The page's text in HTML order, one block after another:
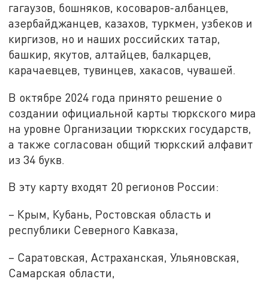
гагаузов, бошняков, косоваров-албанцев,
азербайджанцев, казахов, туркмен, узбеков и
киргизов, но и наших российских татар,
башкир, якутов, алтайцев, балкарцев,
карачаевцев, тувинцев, хакасов, чувашей.
В октябре 2024 года принято решение о
создании официальной карты тюркского мира
на уровне Организации тюркских государств,
а также согласован общий тюркский алфавит
из 34 букв.
В эту карту входят 20 регионов России:
– Крым, Кубань, Ростовская область и
республики Северного Кавказа,
– Саратовская, Астраханская, Ульяновская,
Самарская области,